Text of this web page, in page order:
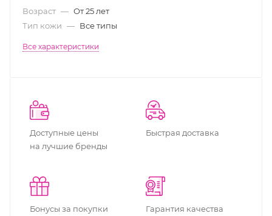
Возраст — От 25 лет
Тип кожи — Все типы
Все характеристики
Доступные цены
на лучшие бренды
Быстрая доставка
Бонусы за покупки Гарантия качества